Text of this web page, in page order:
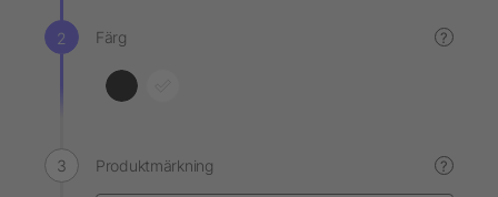
Färg ?
Produktmärkning ?